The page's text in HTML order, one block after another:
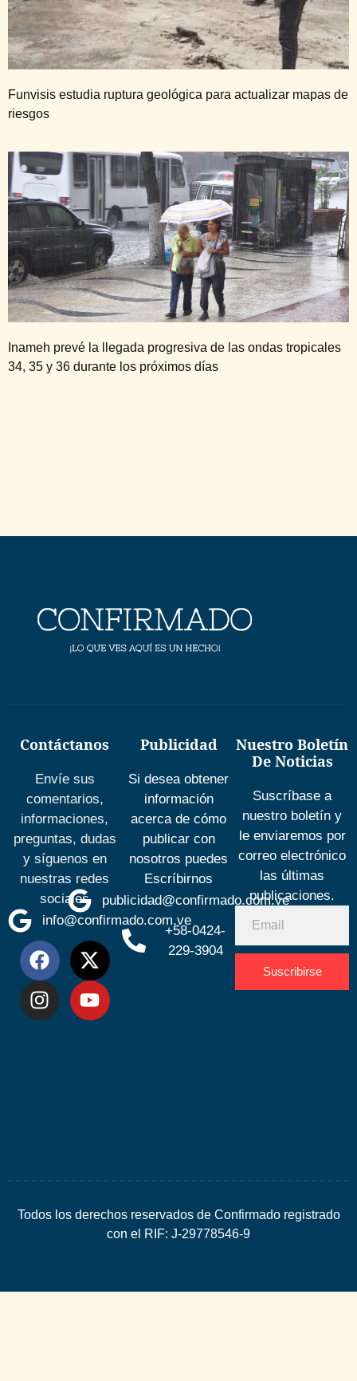
Funvisis estudia ruptura geológica para actualizar mapas de
riesgos
Inameh prevé la llegada progresiva de las ondas tropicales
34, 35 y 36 durante los próximos días
Contáctanos
Envíe sus
comentarios,
informaciones,
preguntas, dudas
y síguenos en
nuestras redes
sociales
info@confirmado.com.ve
Publicidad
Si desea obtener
información
acerca de cómo
publicar con
nosotros puedes
Escríbirnos
publicidad@confirmado.com.ve
+58-0424-
229-3904
Nuestro Boletín
De Noticias
Suscríbase a
nuestro boletín y
le enviaremos por
correo electrónico
las últimas
publicaciones.
Suscribirse
Todos los derechos reservados de Confirmado registrado
con el RIF: J-29778546-9